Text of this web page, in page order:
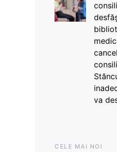
va
CELE MAI NOI